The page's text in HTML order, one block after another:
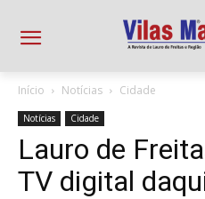
Início Notícias Cidade
Notícias Cidade
Lauro de
TV digital